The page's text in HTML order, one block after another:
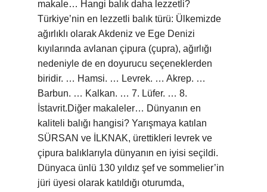
makale… Hangi balık daha lezzetli?
Türkiye’nin en lezzetli balık türü: Ülkemizde
ağırlıklı olarak Akdeniz ve Ege Denizi
kıyılarında avlanan çipura (çupra), ağırlığı
nedeniyle de en doyurucu seçeneklerden
biridir. … Hamsi. … Levrek. … Akrep. …
Barbun. … Kalkan. … 7. Lüfer. … 8.
İstavrit.Diğer makaleler… Dünyanın en
kaliteli balığı hangisi? Yarışmaya katılan
SÜRSAN ve İLKNAK, ürettikleri levrek ve
çipura balıklarıyla dünyanın en iyisi seçildi.
Dünyaca ünlü 130 yıldız şef ve sommelier’in
jüri üyesi olarak katıldığı oturumda,